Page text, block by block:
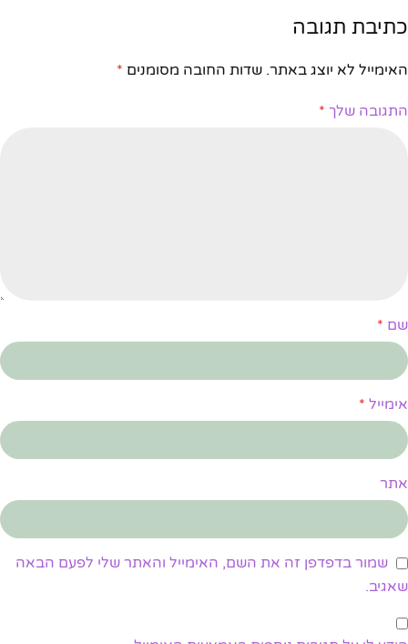
כתיבת תגובה
האימייל לא יוצג באתר. שדות החובה מסומנים *
התגובה שלך *
שם *
אימייל *
אתר
שמור בדפדפן זה את השם, האימייל והאתר שלי לפעם הבאה
שאגיב.